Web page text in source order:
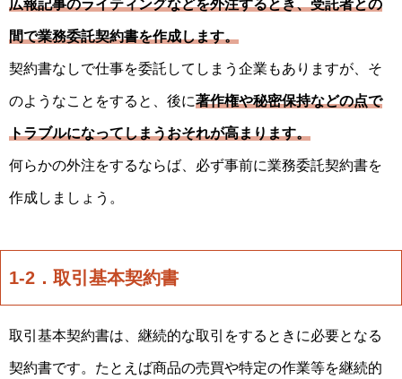
広報記事のライティングなどを外注するとき、受託者との
間で業務委託契約書を作成します。
契約書なしで仕事を委託してしまう企業もありますが、そ
のようなことをすると、後に著作権や秘密保持などの点で
トラブルになってしまうおそれが高まります。
何らかの外注をするならば、必ず事前に業務委託契約書を
作成しましょう。
1-2．取引基本契約書
取引基本契約書は、継続的な取引をするときに必要となる
契約書です。たとえば商品の売買や特定の作業等を継続的